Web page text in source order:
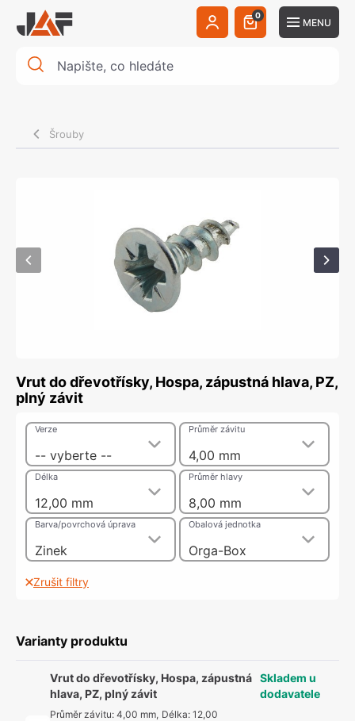
0
MENU
Šrouby
Vrut do dřevotřísky, Hospa, zápustná hlava, PZ,
plný závit
-- vyberte --
Verze
4,00 mm
Průměr závitu
12,00 mm
Délka
8,00 mm
Průměr hlavy
Zinek
Barva/povrchová úprava
Orga-Box
Obalová jednotka
Zrušit filtry
Varianty produktu
Vrut do dřevotřísky, Hospa, zápustná
hlava, PZ, plný závit
Průměr závitu: 4,00 mm, Délka: 12,00
Skladem u
dodavatele